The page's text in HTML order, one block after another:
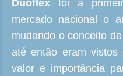
Duoflex foi a
mercado nacional o
mudando o conceito
até então eram vistos
valor e importância